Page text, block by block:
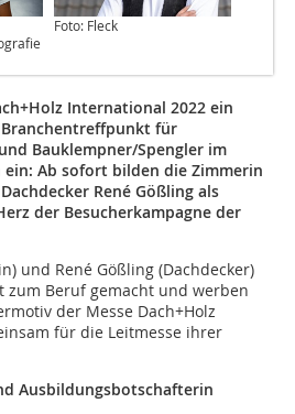
Foto: Fleck
International 2022 ein
für
Bauklempner/Spengler im
ein: Ab sofort bilden die Zimmerin
René Gößling als
der Besucherkampagne der
und René Gößling (Dachdecker)
zum Beruf gemacht und werben
der Messe Dach+Holz
für die Leitmesse ihrer
Ausbildungsbotschafterin